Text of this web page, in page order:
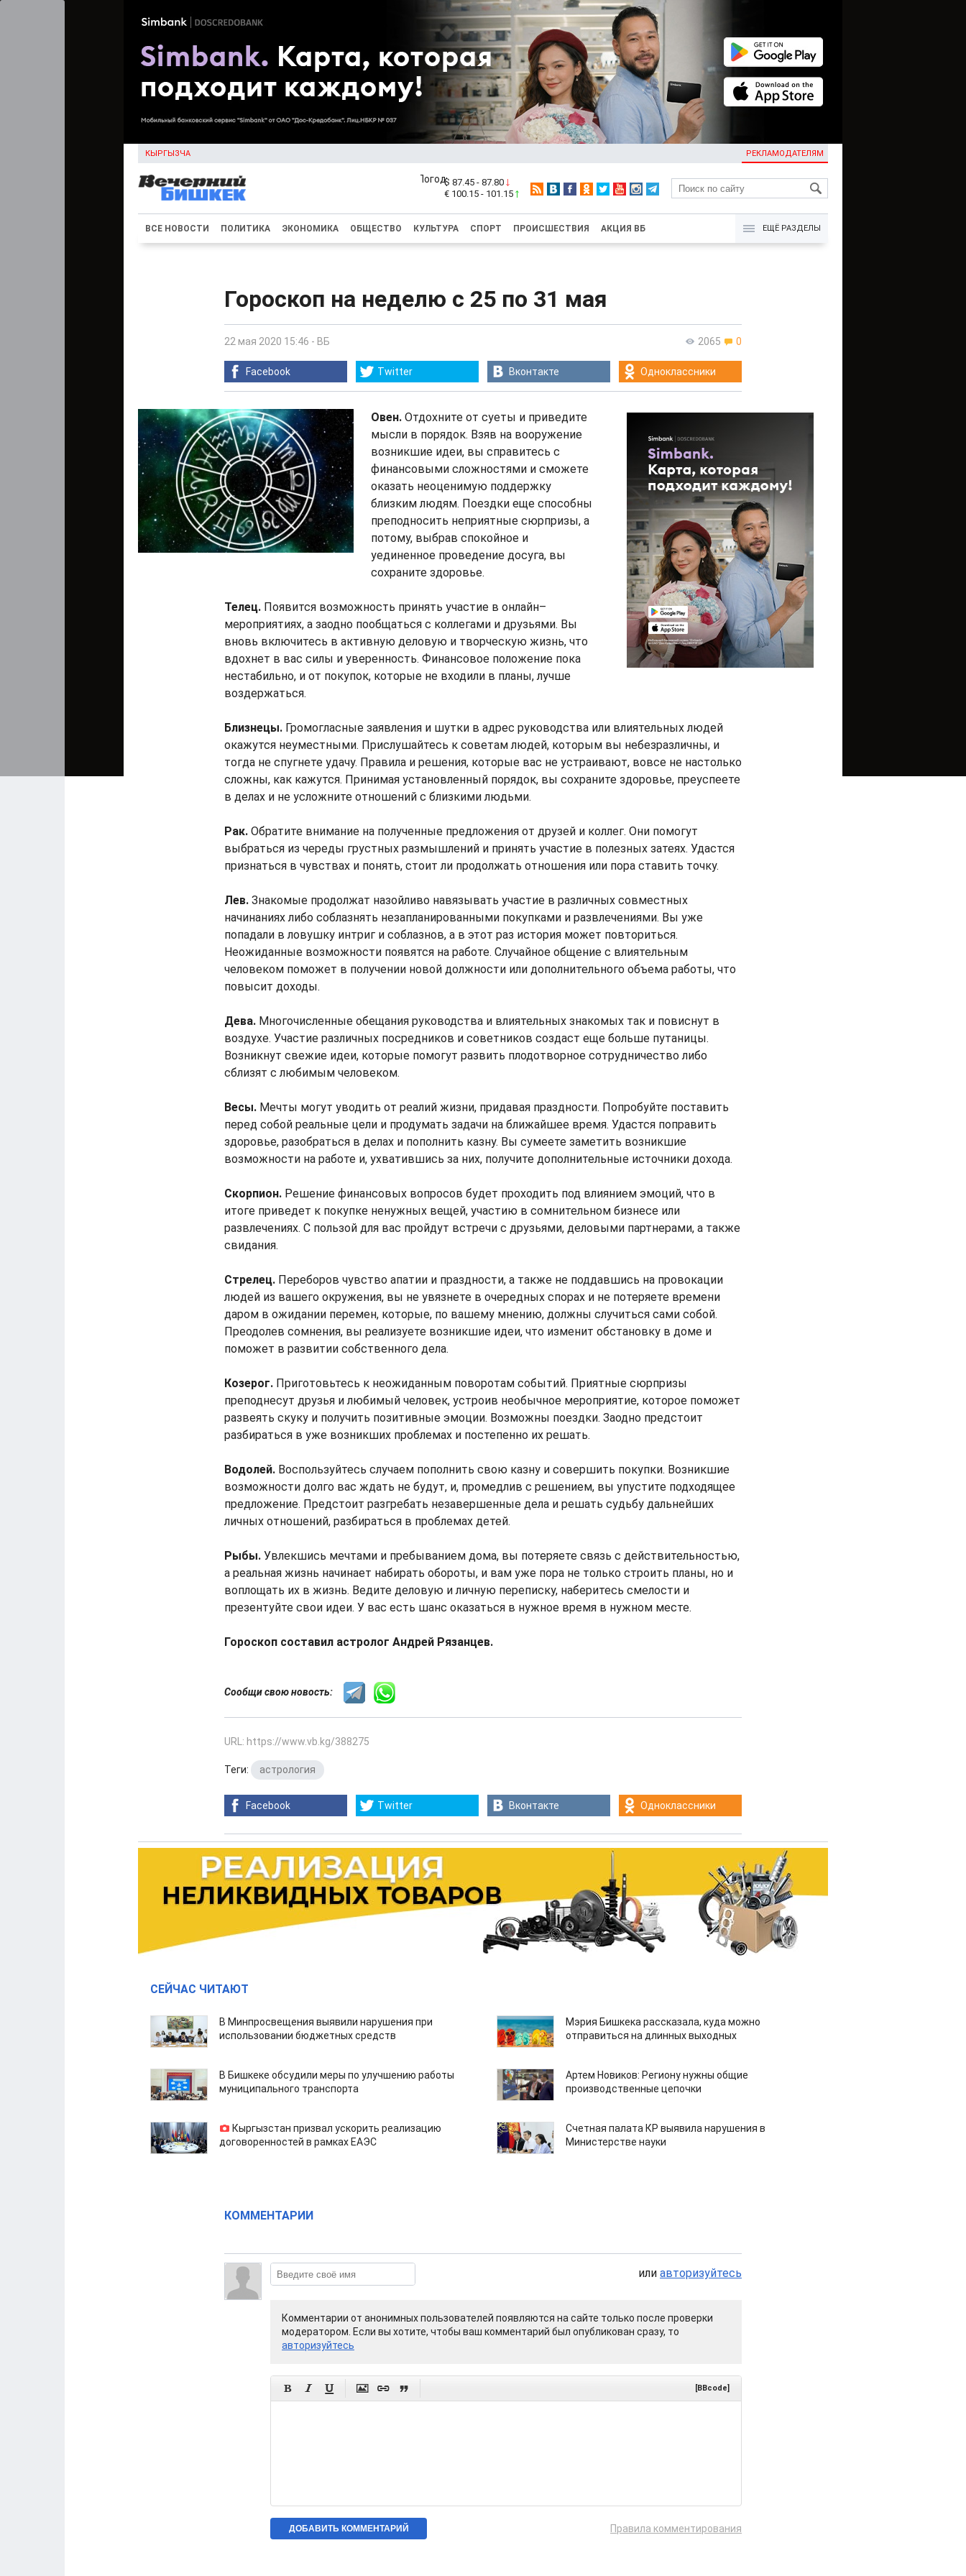
КЫРГЫЗЧА РЕКЛАМОДАТЕЛЯМ
KG
$ 87.45 - 87.80
€ 100.15 - 101.15
ВСЕ НОВОСТИ ПОЛИТИКА ЭКОНОМИКА ОБЩЕСТВО КУЛЬТУРА СПОРТ ПРОИСШЕСТВИЯ АКЦИЯ ВБ ЕЩЁ РАЗДЕЛЫ
Гороскоп на неделю с 25 по 31 мая
2065 0
22 мая 2020 15:46 - ВБ
Facebook Twitter Вконтакте Одноклассники
Овен. Отдохните от суеты и приведите
мысли в порядок. Взяв на вооружение
возникшие идеи, вы справитесь с
финансовыми сложностями и сможете
оказать неоценимую поддержку
близким людям. Поездки еще способны
преподносить неприятные сюрпризы, а
потому, выбрав спокойное и
уединенное проведение досуга, вы
сохраните здоровье.
Телец. Появится возможность принять участие в онлайн–
мероприятиях, а заодно пообщаться с коллегами и друзьями. Вы
вновь включитесь в активную деловую и творческую жизнь, что
вдохнет в вас силы и уверенность. Финансовое положение пока
нестабильно, и от покупок, которые не входили в планы, лучше
воздержаться.
Близнецы. Громогласные заявления и шутки в адрес руководства или влиятельных людей
окажутся неуместными. Прислушайтесь к советам людей, которым вы небезразличны, и
тогда не спугнете удачу. Правила и решения, которые вас не устраивают, вовсе не настолько
сложны, как кажутся. Принимая установленный порядок, вы сохраните здоровье, преуспеете
в делах и не усложните отношений с близкими людьми.
Рак. Обратите внимание на полученные предложения от друзей и коллег. Они помогут
выбраться из череды грустных размышлений и принять участие в полезных затеях. Удастся
признаться в чувствах и понять, стоит ли продолжать отношения или пора ставить точку.
Лев. Знакомые продолжат назойливо навязывать участие в различных совместных
начинаниях либо соблазнять незапланированными покупками и развлечениями. Вы уже
попадали в ловушку интриг и соблазнов, а в этот раз история может повториться.
Неожиданные возможности появятся на работе. Случайное общение с влиятельным
человеком поможет в получении новой должности или дополнительного объема работы, что
повысит доходы.
Дева. Многочисленные обещания руководства и влиятельных знакомых так и повиснут в
воздухе. Участие различных посредников и советников создаст еще больше путаницы.
Возникнут свежие идеи, которые помогут развить плодотворное сотрудничество либо
сблизят с любимым человеком.
Весы. Мечты могут уводить от реалий жизни, придавая праздности. Попробуйте поставить
перед собой реальные цели и продумать задачи на ближайшее время. Удастся поправить
здоровье, разобраться в делах и пополнить казну. Вы сумеете заметить возникшие
возможности на работе и, ухватившись за них, получите дополнительные источники дохода.
Скорпион. Решение финансовых вопросов будет проходить под влиянием эмоций, что в
итоге приведет к покупке ненужных вещей, участию в сомнительном бизнесе или
развлечениях. С пользой для вас пройдут встречи с друзьями, деловыми партнерами, а также
свидания.
Стрелец. Переборов чувство апатии и праздности, а также не поддавшись на провокации
людей из вашего окружения, вы не увязнете в очередных спорах и не потеряете времени
даром в ожидании перемен, которые, по вашему мнению, должны случиться сами собой.
Преодолев сомнения, вы реализуете возникшие идеи, что изменит обстановку в доме и
поможет в развитии собственного дела.
Козерог. Приготовьтесь к неожиданным поворотам событий. Приятные сюрпризы
преподнесут друзья и любимый человек, устроив необычное мероприятие, которое поможет
развеять скуку и получить позитивные эмоции. Возможны поездки. Заодно предстоит
разбираться в уже возникших проблемах и постепенно их решать.
Водолей. Воспользуйтесь случаем пополнить свою казну и совершить покупки. Возникшие
возможности долго вас ждать не будут, и, промедлив с решением, вы упустите подходящее
предложение. Предстоит разгребать незавершенные дела и решать судьбу дальнейших
личных отношений, разбираться в проблемах детей.
Рыбы. Увлекшись мечтами и пребыванием дома, вы потеряете связь с действительностью,
а реальная жизнь начинает набирать обороты, и вам уже пора не только строить планы, но и
воплощать их в жизнь. Ведите деловую и личную переписку, наберитесь смелости и
презентуйте свои идеи. У вас есть шанс оказаться в нужное время в нужном месте.
Гороскоп составил астролог Андрей Рязанцев.
Сообщи свою новость:
URL: https://www.vb.kg/388275
Теги: астрология
Facebook Twitter Вконтакте Одноклассники
СЕЙЧАС ЧИТАЮТ
В Минпросвещения выявили нарушения при
использовании бюджетных средств
Мэрия Бишкека рассказала, куда можно
отправиться на длинных выходных
В Бишкеке обсудили меры по улучшению работы
муниципального транспорта
Артем Новиков: Региону нужны общие
производственные цепочки
Кыргызстан призвал ускорить реализацию
договоренностей в рамках ЕАЭС
Счетная палата КР выявила нарушения в
Министерстве науки
КОММЕНТАРИИ
или авторизуйтесь
Комментарии от анонимных пользователей появляются на сайте только после проверки
модератором. Если вы хотите, чтобы ваш комментарий был опубликован сразу, то
авторизуйтесь
      [BBcode]
Правила комментирования